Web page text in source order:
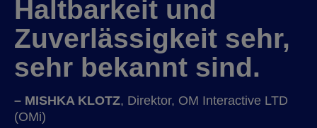
Haltbarkeit und
Zuverlässigkeit sehr,
sehr bekannt sind.
– MISHKA KLOTZ, Direktor, OM Interactive LTD
(OMi)